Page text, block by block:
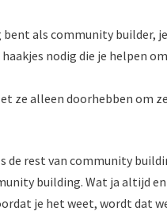
bent als community builder, je
nodig die je helpen
ze alleen doorhebben om
de rest van community
building. Wat ja altijd en
je het weet, wordt dat